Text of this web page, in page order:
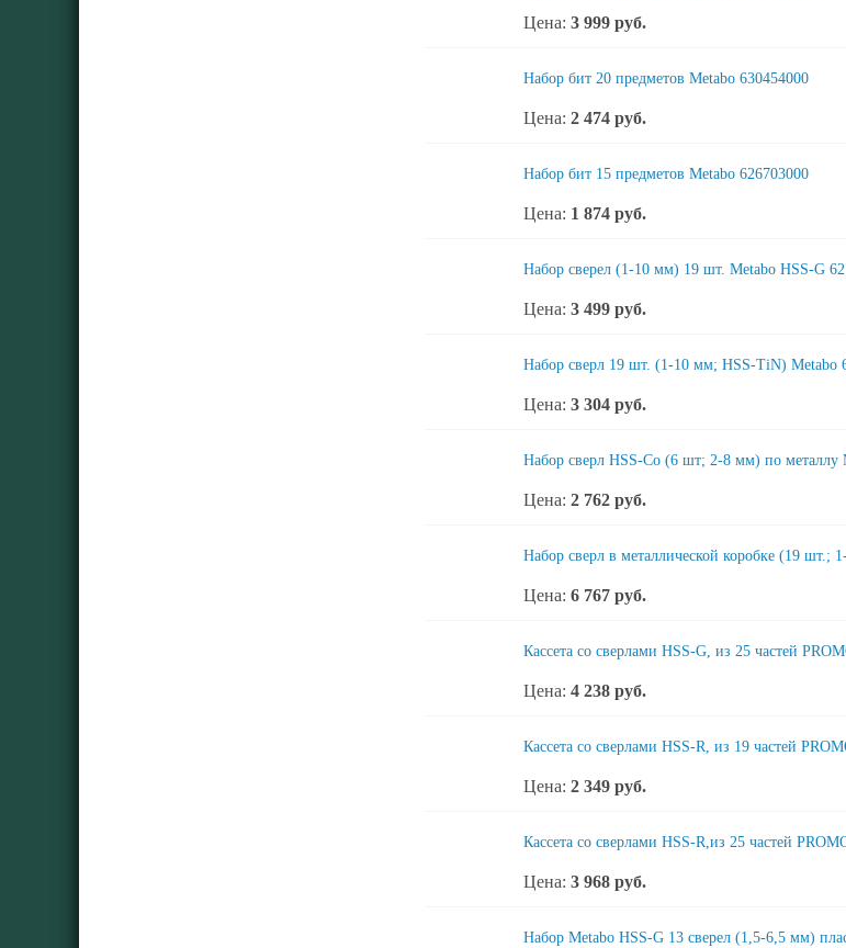
Цена: 3 999 руб.
Набор бит 20 предметов Metabo 630454000
Цена: 2 474 руб.
Набор бит 15 предметов Metabo 626703000
Цена: 1 874 руб.
Набор сверел (1-10 мм) 19 шт. Metabo HSS-G
Цена: 3 499 руб.
Набор сверл 19 шт. (1-10 мм; HSS-TiN) Metabo
Цена: 3 304 руб.
Набор сверл HSS-Co (6 шт; 2-8 мм) по металлу
Цена: 2 762 руб.
Набор сверл в металлической коробке (19 шт.;
Цена: 6 767 руб.
Кассета со сверлами HSS-G, из 25 частей
Цена: 4 238 руб.
Кассета со сверлами HSS-R, из 19 частей
Цена: 2 349 руб.
Кассета со сверлами HSS-R,из 25 частей
Цена: 3 968 руб.
Набор Metabo HSS-G 13 сверел (1,5-6,5 мм)